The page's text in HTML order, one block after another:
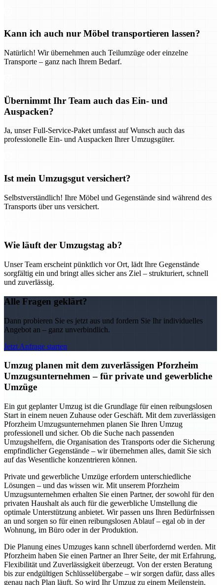
Kann ich auch nur Möbel transportieren lassen?
Natürlich! Wir übernehmen auch Teilumzüge oder einzelne
Transporte – ganz nach Ihrem Bedarf.
Übernimmt Ihr Team auch das Ein- und
Auspacken?
Ja, unser Full-Service-Paket umfasst auf Wunsch auch das
professionelle Ein- und Auspacken Ihrer Umzugsgüter.
Ist mein Umzugsgut versichert?
Selbstverständlich! Ihre Möbel und Gegenstände sind während des
Transports über uns versichert.
Wie läuft der Umzugstag ab?
Unser Team erscheint pünktlich vor Ort, lädt Ihre Gegenstände
sorgfältig ein und bringt alles sicher ans Ziel – strukturiert, schnell
und zuverlässig.
Alle Fragen geklärt?
Dann probieren Sie es jetzt aus und fordern Sie Ihr individuelles
Angebot an – ganz unverbindlich.
Jetzt Anfrage starten
Umzug planen mit dem zuverlässigen Pforzheim
Umzugsunternehmen – für private und gewerbliche
Umzüge
Ein gut geplanter Umzug ist die Grundlage für einen reibungslosen
Start in einem neuen Zuhause oder Geschäft. Mit dem zuverlässigen
Pforzheim Umzugsunternehmen planen Sie Ihren Umzug
professionell und sicher. Ob die Suche nach passenden
Umzugshelfern, die Organisation des Transports oder die Sicherung
empfindlicher Gegenstände – wir übernehmen alles, damit Sie sich
auf das Wesentliche konzentrieren können.
Private und gewerbliche Umzüge erfordern unterschiedliche
Lösungen – und das wissen wir. Mit unserem Pforzheim
Umzugsunternehmen erhalten Sie einen Partner, der sowohl für den
privaten Haushalt als auch für die gewerbliche Umstellung die
optimale Unterstützung anbietet. Wir passen uns Ihren Bedürfnissen
an und sorgen so für einen reibungslosen Ablauf – egal ob in der
Wohnung, im Büro oder in der Produktion.
Die Planung eines Umzuges kann schnell überfordernd werden. Mit
Pforzheim haben Sie einen Partner an Ihrer Seite, der mit Erfahrung,
Flexibilität und Zuverlässigkeit überzeugt. Von der ersten Beratung
bis zur endgültigen Schlüsselübergabe – wir sorgen dafür, dass alles
genau nach Plan läuft. So wird Ihr Umzug zu einem Meilenstein,